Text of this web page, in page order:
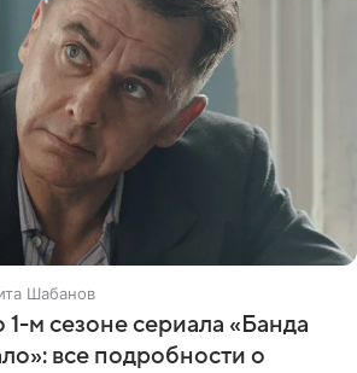
Шабанов
1-м сезоне сериала «Банда
все подробности о